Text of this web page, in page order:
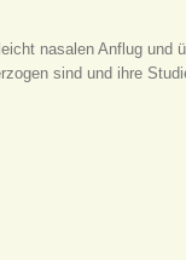
nasalen Anflug und
sind und ihre